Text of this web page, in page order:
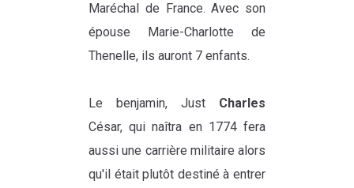
Maréchal de France. Avec son
épouse Marie-Charlotte de
Thenelle, ils auront 7 enfants.
Le benjamin, Just Charles
César, qui naîtra en 1774 fera
aussi une carrière militaire alors
qu'il était plutôt destiné à entrer